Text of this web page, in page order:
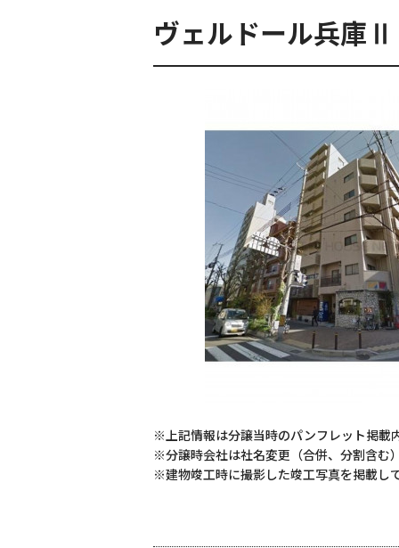
ヴェルドール兵庫Ⅱ
※上記情報は分譲当時のパンフレット掲載
※分譲時会社は社名変更（合併、分割含む
※建物竣工時に撮影した竣工写真を掲載し